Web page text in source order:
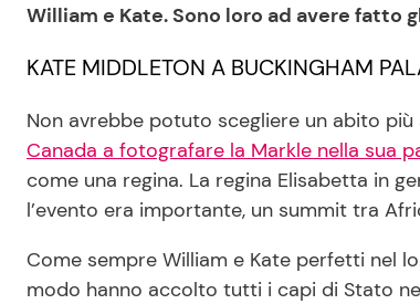
William e Kate. Sono loro ad avere fatto
KATE MIDDLETON A BUCKINGHAM
Non avrebbe potuto scegliere un abito
Canada a fotografare la Markle nella sua
come una regina. La regina Elisabetta in
l’evento era importante, un summit tra
Come sempre William e Kate perfetti nel
modo hanno accolto tutti i capi di Stato